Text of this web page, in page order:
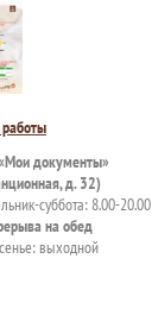
документы»
д. 32)
суббота: 8.00-20.00
на обед
выходной